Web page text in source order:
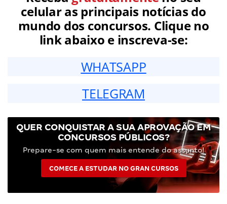
celular as principais notícias do
mundo dos concursos. Clique no
link abaixo e inscreva-se:
WHATSAPP
TELEGRAM
QUER CONQUISTAR A SUA APROVAÇÃO EM
CONCURSOS PÚBLICOS?
Prepare-se com quem mais entende do assunto!
COMECE A ESTUDAR NO GRAN CURSOS